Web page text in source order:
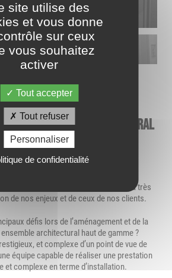
site utilise des
et vous donne
sur ceux
vous souhaitez
activer
Tout accepter
Tout refuser
Personnaliser
de confidentialité
Cliquez
pour
agrandir
-
pour
agrandir
l’image
Mallez, Directeur général
deYourse.co
a poussé à choisir ATC Groupe pour la
l’équipe ATC pour sa réactivité et sa très
de nos enjeux et de ceux de nos clients.
défis lors de l’aménagement et de la
architectural haut de gamme ?
et complexe d’un point de vue de
équipe capable de réaliser une prestation
et complexe en terme d’installation.